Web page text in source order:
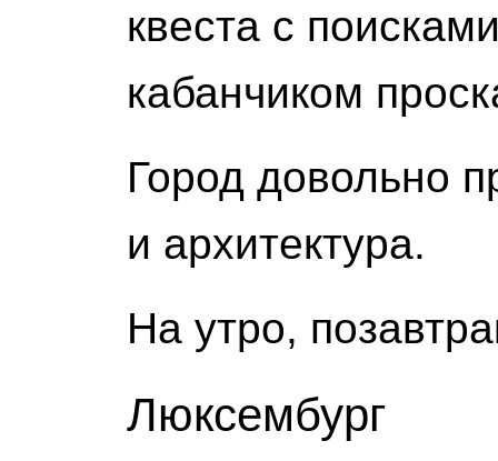
квеста с
кабанчиком
Город довольно
и архитектура.
На утро,
Люксембург